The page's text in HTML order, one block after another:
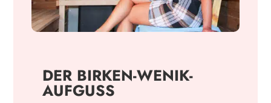
DER BIRKEN-WENIK-
AUFGUSS